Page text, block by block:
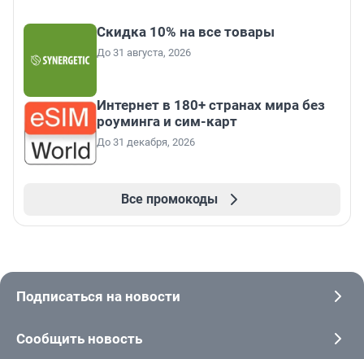
Скидка 10% на все товары
До 31 августа, 2026
Интернет в 180+ странах мира без
роуминга и сим-карт
До 31 декабря, 2026
Все промокоды
Подписаться на новости
Сообщить новость